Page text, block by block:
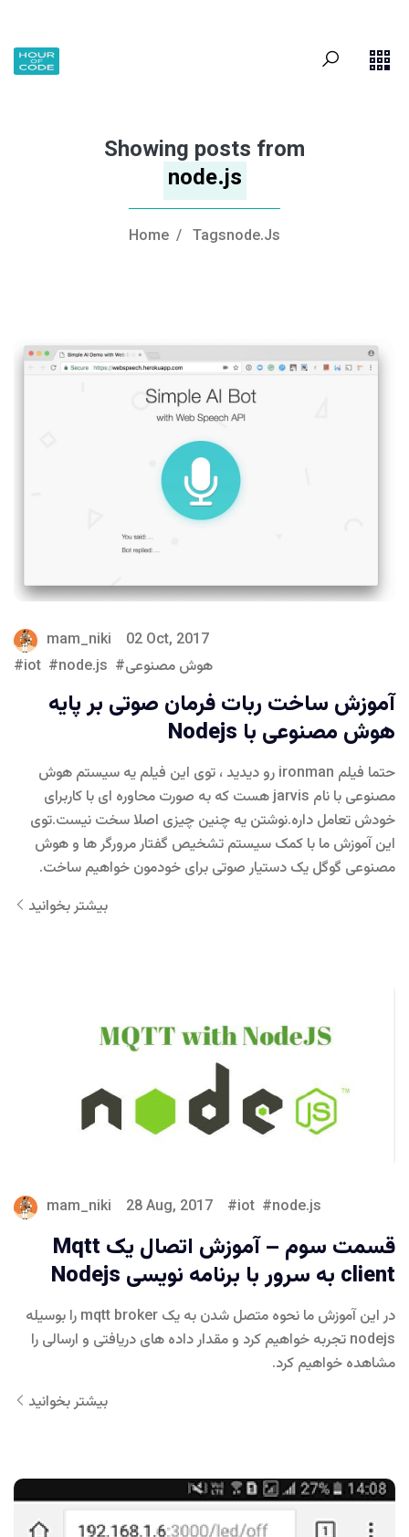
Showing posts from
node.js
Home / Tagsnode.Js
mam_niki
02 Oct, 2017
iot
node.js هوش مصنوعی
آموزش ساخت ربات فرمان صوتی بر پایه
هوش مصنوعی با Nodejs
حتما فیلم ironman رو دیدید ، توی این فیلم یه سیستم هوش
مصنوعی با نام jarvis هست که به صورت محاوره ای با کاربرای
خودش تعامل داره.نوشتن یه چنین چیزی اصلا سخت نیست.توی
این آموزش ما با کمک سیستم تشخیص گفتار مرورگر ها و هوش
مصنوعی گوگل یک دستیار صوتی برای خودمون خواهیم ساخت.
بیشتر بخوانید
mam_niki 28 Aug, 2017 iot node.js
قسمت سوم – آموزش اتصال یک Mqtt
client به سرور با برنامه نویسی Nodejs
در این آموزش ما نحوه متصل شدن به یک mqtt broker را بوسیله
nodejs تجربه خواهیم کرد و مقدار داده های دریافتی و ارسالی را
مشاهده خواهیم کرد.
بیشتر بخوانید